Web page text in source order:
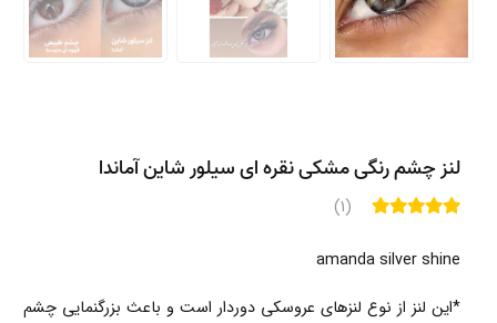
لنز چشم رنگی مشکی نقره ای سیلور شاین آماندا
(1)
amanda silver shine
*این لنز از نوع لنزهای عروسکی دوردار است و باعث بزرگنمایی چشم